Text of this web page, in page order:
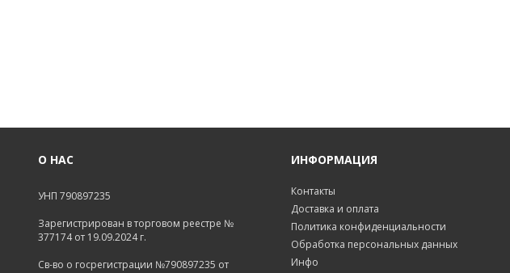
О НАС
УНП 790897235
Зарегистрирован в торговом реестре №
377174 от 19.09.2024 г.
Св-во о госрегистрации №790897235 от
ИНФОРМАЦИЯ
Контакты
Доставка и оплата
Политика конфиденциальности
Обработка персональных данных
Инфо